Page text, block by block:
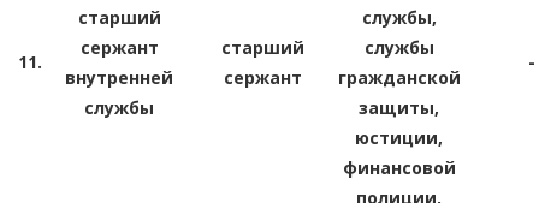
11.
старший
сержант
внутренней
службы
старший
сержант
службы,
службы
гражданской
защиты,
юстиции,
финансовой
полиции,
-